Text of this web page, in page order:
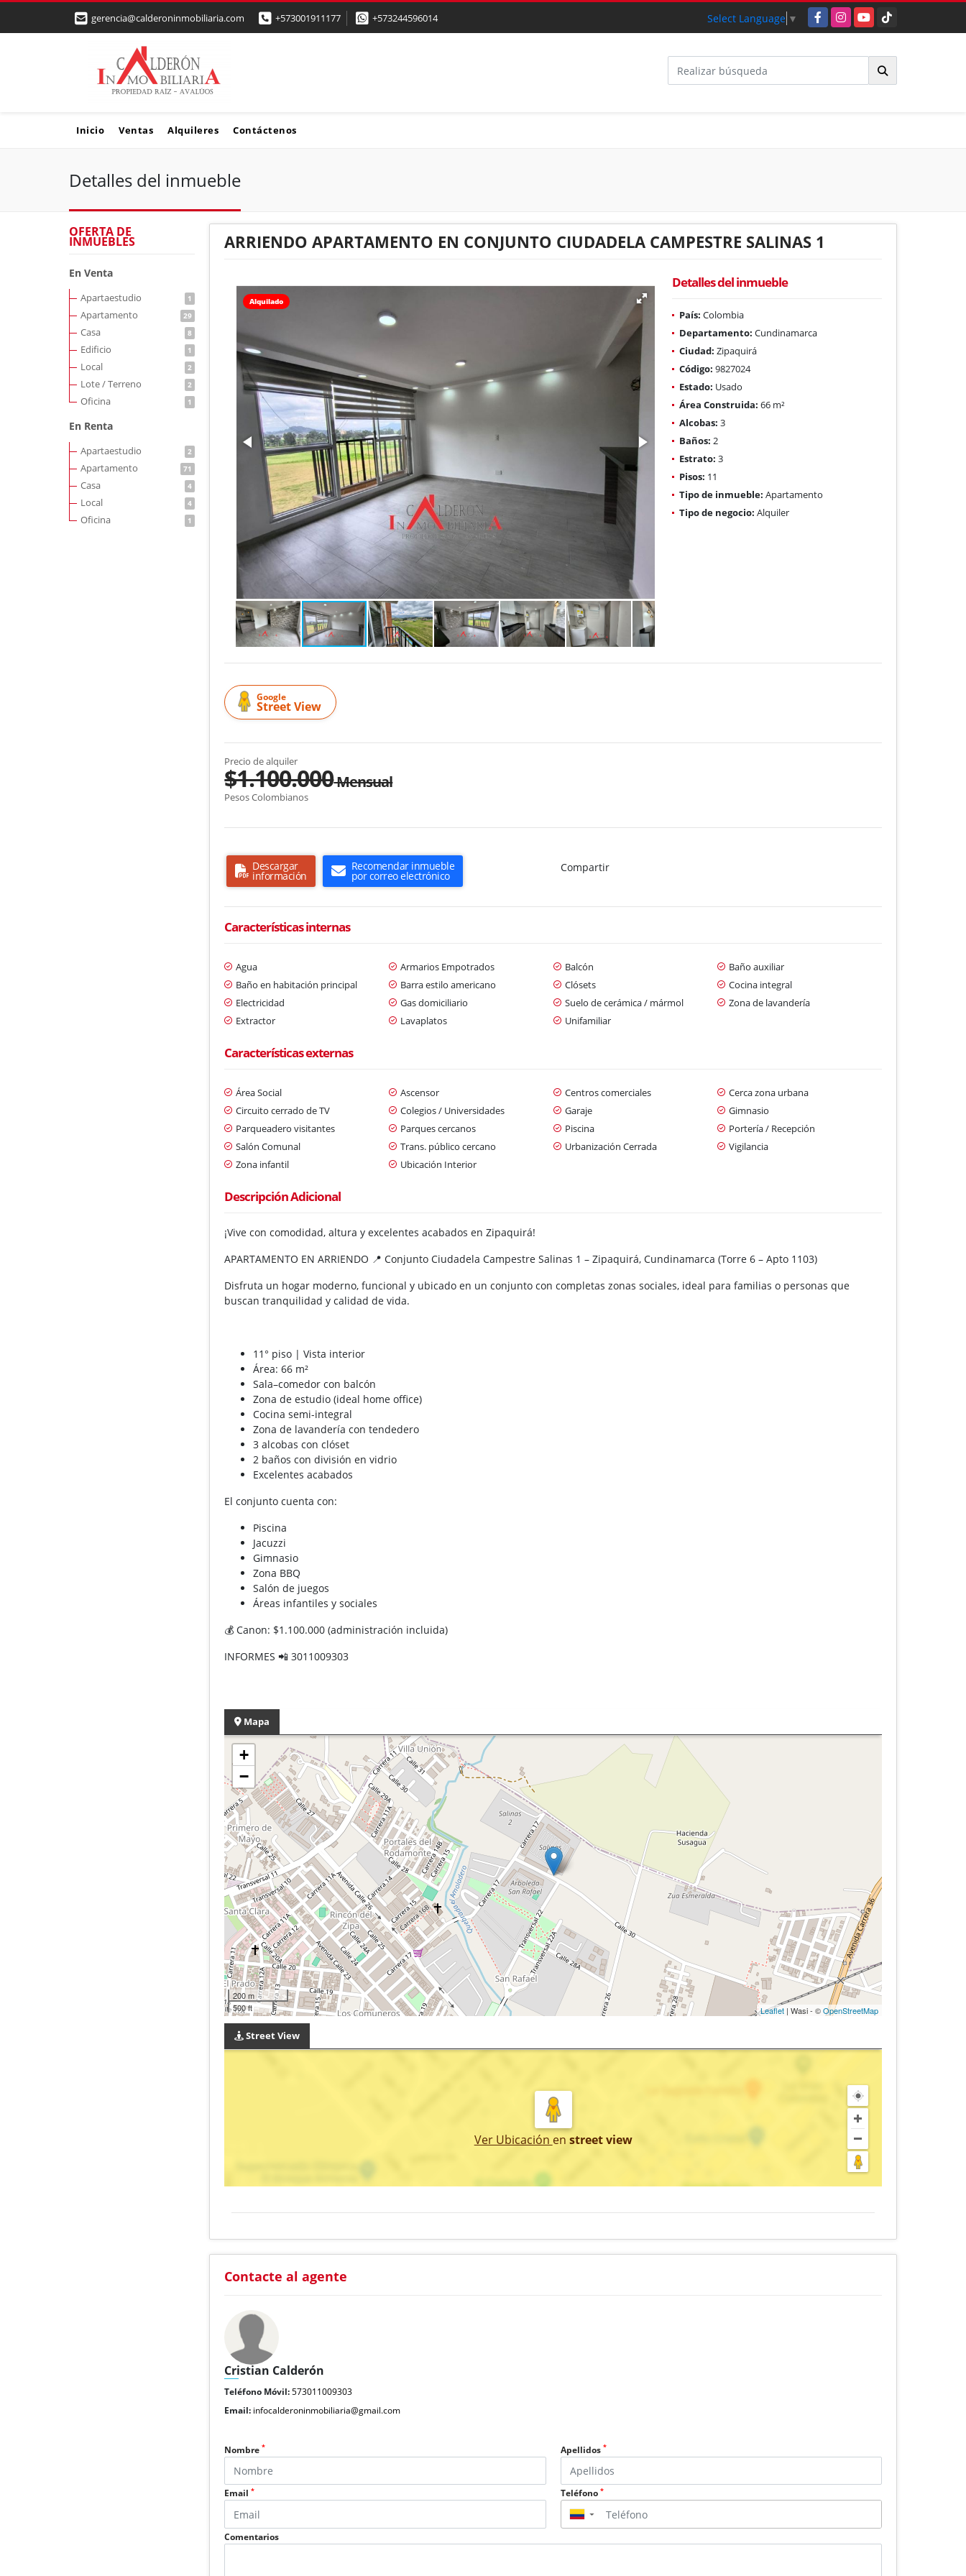
gerencia@calderoninmobiliaria.com +573001911177 +573244596014 Select Language ▼ FacebookInstagramYouTubeTikTok
Inicio Ventas Alquileres Contáctenos
Detalles del inmueble
OFERTA DE
INMUEBLES
En Venta
Apartaestudio 1
Apartamento 29
Casa 8
Edificio 1
Local 2
Lote / Terreno 2
Oficina 1
En Renta
Apartaestudio 2
Apartamento 71
Casa 4
Local 4
Oficina 1
ARRIENDO APARTAMENTO EN CONJUNTO CIUDADELA CAMPESTRE SALINAS 1
Alquilado
Detalles del inmueble
País: Colombia
Departamento: Cundinamarca
Ciudad: Zipaquirá
Código: 9827024
Estado: Usado
Área Construida: 66 m²
Alcobas: 3
Baños: 2
Estrato: 3
Pisos: 11
Tipo de inmueble: Apartamento
Tipo de negocio: Alquiler
Google
Street View
Precio de alquiler
$1.100.000Mensual
Pesos Colombianos
Descargar
información
Recomendar inmueble
por correo electrónico
Compartir
Características internas
Agua Armarios Empotrados Balcón
Baño auxiliar
Baño en habitación principal
Barra estilo americano Clósets
Cocina integral
Electricidad
Gas domiciliario Suelo de cerámica / mármol
Zona de lavandería
Extractor
Lavaplatos Unifamiliar
Características externas
Área Social Ascensor Centros comerciales
Cerca zona urbana
Circuito cerrado de TV
Colegios / Universidades Garaje
Gimnasio
Parqueadero visitantes
Parques cercanos Piscina
Portería / Recepción
Salón Comunal
Trans. público cercano Urbanización Cerrada
Vigilancia
Zona infantil
Ubicación Interior
Descripción Adicional
¡Vive con comodidad, altura y excelentes acabados en Zipaquirá!
APARTAMENTO EN ARRIENDO 📍 Conjunto Ciudadela Campestre Salinas 1 – Zipaquirá, Cundinamarca (Torre 6 – Apto 1103)
Disfruta un hogar moderno, funcional y ubicado en un conjunto con completas zonas sociales, ideal para familias o personas que
buscan tranquilidad y calidad de vida.
11° piso | Vista interior
Área: 66 m²
Sala–comedor con balcón
Zona de estudio (ideal home office)
Cocina semi-integral
Zona de lavandería con tendedero
3 alcobas con clóset
2 baños con división en vidrio
Excelentes acabados
El conjunto cuenta con:
Piscina
Jacuzzi
Gimnasio
Zona BBQ
Salón de juegos
Áreas infantiles y sociales
💰 Canon: $1.100.000 (administración incluida)
INFORMES 📲 3011009303
Mapa
+
−
200 m
500 ft
Leaflet| Wasi - ©OpenStreetMap
Street View
Ver Ubicación en street view
Contacte al agente
Cristian Calderón
Teléfono Móvil:573011009303
Email: infocalderoninmobiliaria@gmail.com
Nombre* Apellidos *
Email* Teléfono *
▼
Comentarios